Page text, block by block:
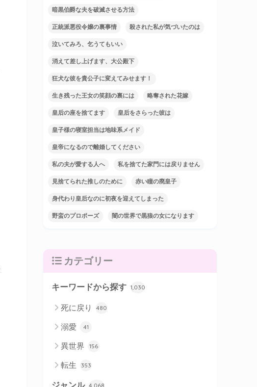
暗黒伯爵な夫を破滅させる方法
正統派悪役令嬢の裏事情 殺された私が気づいたのは
泣いてみろ、乞うてもいい
消えて差し上げます、大公殿下
狂犬な彼を貴公子に変えてみせます！
生き残った王女の笑顔の裏には 略奪された花嫁
皇后の座を捨てます 皇后をさらった彼は
皇子様の寝室担当は地味系メイド
皇帝になるので離婚してください
私の夫が愛する人へ 私を捨てた家門には戻りません
見捨てられた推しのために 赤い瞳の廃皇子
身代わり皇后なのに初夜を迎えてしまった
野蛮のプロポーズ 闇の世界で黒狼の女になります
カテゴリー
キーワードから探す 1,030
死に戻り 480
溺愛 41
異世界 156
転生 353
ジャンル 4,068